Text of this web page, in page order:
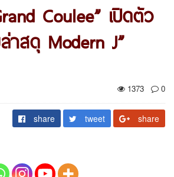
Coulee” เปิดตัว
าสดุ Modern J”
1373
0
share tweet share